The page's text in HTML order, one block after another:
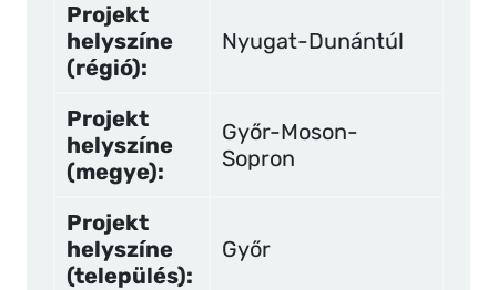
Projekt
helyszíne
(régió):
Nyugat-Dunántúl
Projekt
helyszíne
(megye):
Győr-Moson-
Sopron
Projekt
helyszíne
(település):
Győr